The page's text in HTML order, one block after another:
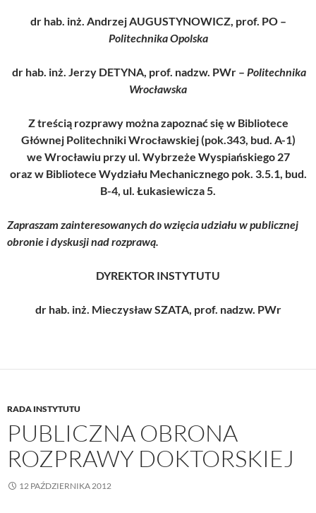
dr hab. inż. Andrzej AUGUSTYNOWICZ, prof. PO –
Politechnika Opolska
dr hab. inż. Jerzy DETYNA, prof. nadzw. PWr – Politechnika
Wrocławska
Z treścią rozprawy można zapoznać się w Bibliotece
Głównej Politechniki Wrocławskiej (pok.343, bud. A-1)
we Wrocławiu przy ul. Wybrzeże Wyspiańskiego 27
oraz w Bibliotece Wydziału Mechanicznego pok. 3.5.1, bud.
B-4, ul. Łukasiewicza 5.
Zapraszam zainteresowanych do wzięcia udziału w publicznej
obronie i dyskusji nad rozprawą.
DYREKTOR INSTYTUTU
dr hab. inż. Mieczysław SZATA, prof. nadzw. PWr
RADA INSTYTUTU
PUBLICZNA OBRONA
ROZPRAWY DOKTORSKIEJ
12 PAŹDZIERNIKA 2012